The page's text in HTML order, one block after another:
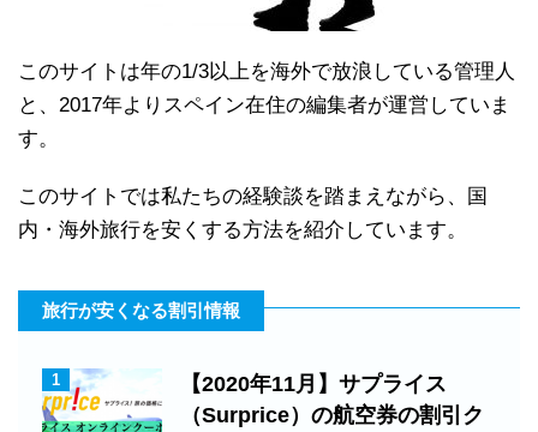
このサイトは年の1/3以上を海外で放浪している管理人
と、2017年よりスペイン在住の編集者が運営していま
す。
このサイトでは私たちの経験談を踏まえながら、国
内・海外旅行を安くする方法を紹介しています。
旅行が安くなる割引情報
1
【2020年11月】サプライス
（Surprice）の航空券の割引ク